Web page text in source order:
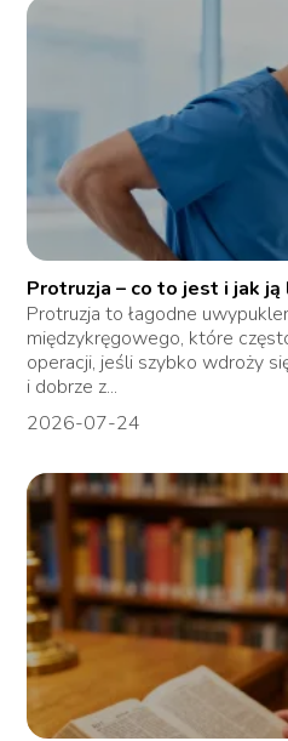
Protruzja – co to jest i jak ją
Protruzja to łagodne
międzykręgowego, które
operacji, jeśli szybko wdroży
i dobrze z...
2026-07-24